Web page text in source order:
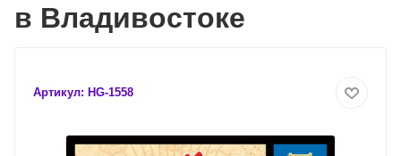
в Владивостоке
Артикул: HG-1558